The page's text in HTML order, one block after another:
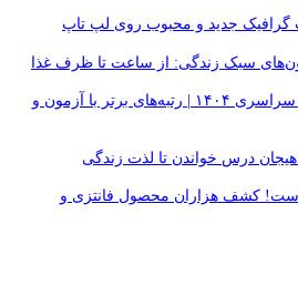
گرافیک جدید و محبوب روی لپ تاپ
سبک زندگی: از ساعت تا ظرف غذا
درخشش ماز در کنکور سراسری ۱۴۰۴ | رتبه‌های برتر با آزمون و
درس خواندن تا لذت زندگی
کشف هزاران محصول فانتزی و